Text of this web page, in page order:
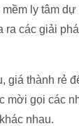
ly tâm
ra các giải
giá thành rẻ
mời gọi các
nhau.